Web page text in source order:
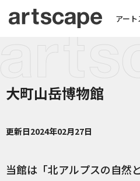
アート
大町山岳博物館
更新日2024年02月27日
当館は「北アルプスの自然